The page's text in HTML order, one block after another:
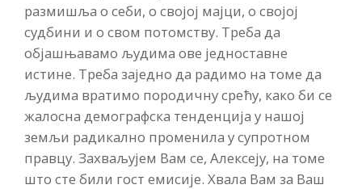
размишља о себи, о својој мајци, о својој
судбини и о свом потомству. Треба да
објашњавамо људима ове једноставне
истине. Треба заједно да радимо на томе да
људима вратимо породичну срећу, како би се
жалосна демографска тенденција у нашој
земљи радикално променила у супротном
правцу. Захваљујем Вам се, Алексеју, на томе
што сте били гост емисије. Хвала Вам за Ваш